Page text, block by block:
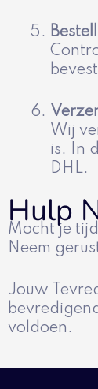
Wij
is. In
DHL.
Hulp
Mocht je
Neem
Jouw
voldoen.